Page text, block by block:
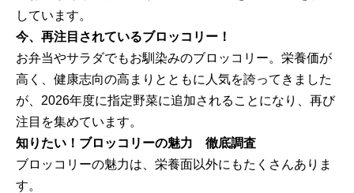
しています。
今、再注目されているブロッコリー！
お弁当やサラダでもお馴染みのブロッコリー。栄養価が
高く、健康志向の高まりとともに人気を誇ってきました
が、2026年度に指定野菜に追加されることになり、再び
注目を集めています。
知りたい！ブロッコリーの魅力 徹底調査
ブロッコリーの魅力は、栄養面以外にもたくさんありま
す。